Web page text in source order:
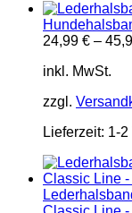
24,99 € –
inkl. MwSt.
zzgl.
Lieferzeit: 1-2